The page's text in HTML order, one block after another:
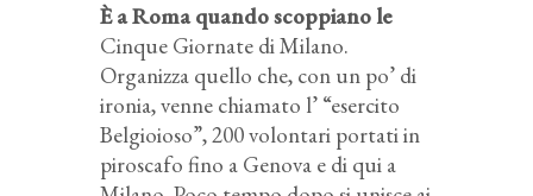
È a Roma quando scoppiano le
Cinque Giornate di Milano.
Organizza quello che, con un po’ di
ironia, venne chiamato l’ “esercito
Belgioioso”, 200 volontari portati in
piroscafo fino a Genova e di qui a